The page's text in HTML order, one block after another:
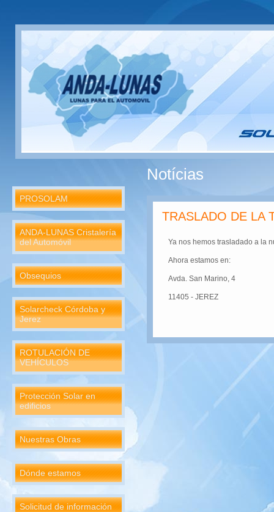
PROSOLAM
ANDA-LUNAS Cristalería
del Automóvil
Obsequios
Solarcheck Córdoba y
Jerez
ROTULACIÓN DE
VEHÍCULOS
Protección Solar en
edificios
Nuestras Obras
Dónde estamos
Solicitud de información
Notícias
TRASLADO DE LA
Ya nos hemos trasladado a la
Ahora estamos en:
Avda. San Marino, 4
11405 - JEREZ